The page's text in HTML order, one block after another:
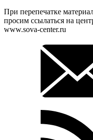
При перепечатке
просим ссылаться на
www.sova-center.ru